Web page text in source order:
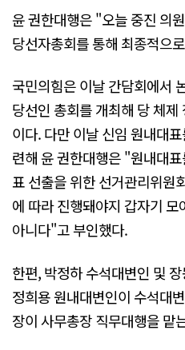
윤 권한대행은 "오늘 중진 의
당선자총회를 통해 최종적으
국민의힘은 이날 간담회에서
당선인 총회를 개최해 당 체
이다. 다만 이날 신임 원내대
련해 윤 권한대행은 "원내대
표 선출을 위한 선거관리위원
에 따라 진행돼야지 갑자기
아니다"고 부인했다.
한편, 박정하 수석대변인 및
정희용 원내대변인이 수석대
장이 사무총장 직무대행을 맡